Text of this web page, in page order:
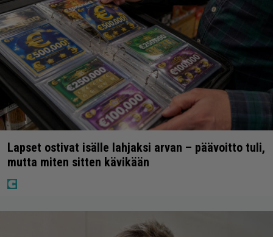
Lapset ostivat isälle lahjaksi arvan – päävoitto tuli,
mutta miten sitten kävikään